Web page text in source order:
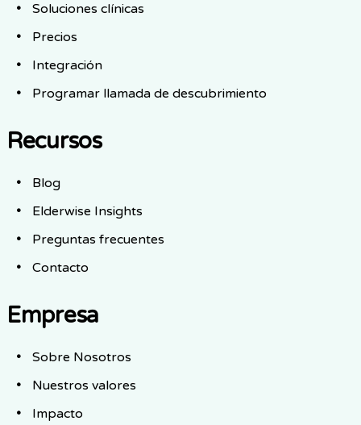
Soluciones clínicas
Precios
Integración
Programar llamada de descubrimiento
Recursos
Blog
Elderwise Insights
Preguntas frecuentes
Contacto
Empresa
Sobre Nosotros
Nuestros valores
Impacto